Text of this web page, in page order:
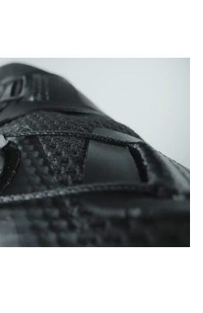
Abrir chat
Cerrar